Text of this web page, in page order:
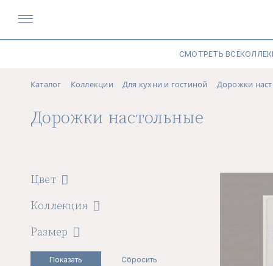
СМОТРЕТЬ ВСЁ
Каталог Коллекции Для кухни и гостиной Дорожки
Дорожки настольные
Цвет
Коллекция
Размер